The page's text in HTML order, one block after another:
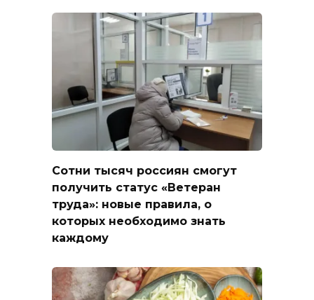
Сотни тысяч россиян смогут
получить статус «Ветеран
труда»: новые правила, о
которых необходимо знать
каждому